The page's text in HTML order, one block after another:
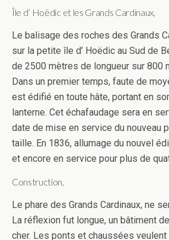
Île d’ Hoëdic et les Grands Cardinaux,
Le balisage des roches des Grands
sur la petite île d’ Hoëdic au Sud de
de 2500 mètres de longueur sur 800
Dans un premier temps, faute de
est édifié en toute hâte, portant en
lanterne. Cet échafaudage sera en
date de mise en service du nouveau
taille. En 1836, allumage du nouvel
et encore en service pour plus de
Construction,
Le phare des Grands Cardinaux, ne
La réflexion fut longue, un bâtiment
cher. Les ponts et chaussées